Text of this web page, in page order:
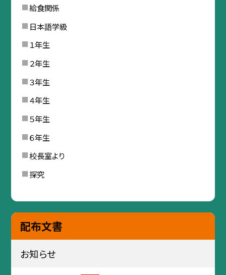
給食関係
日本語学級
１年生
２年生
３年生
４年生
５年生
６年生
校長室より
探究
配布文書
お知らせ